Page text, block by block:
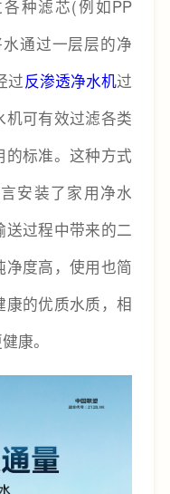
种滤芯(例如PP
通过一层层的净
过反渗透净水机过
可有效过滤各类
标准。这种方式
安装了家用净水
过程中带来的二
度高，使用也简
的优质水质，相
康。